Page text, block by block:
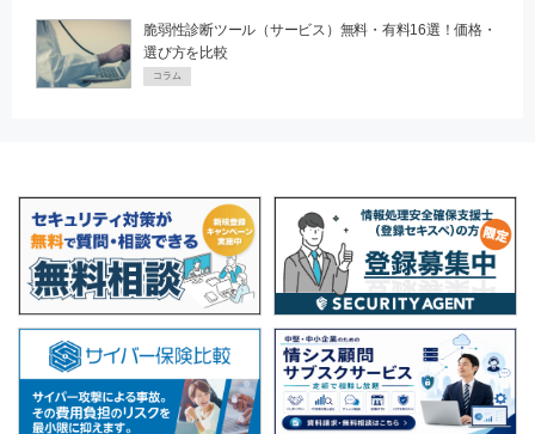
脆弱性診断ツール（サービス）無料・有料16選！価格・
選び方を比較
コラム